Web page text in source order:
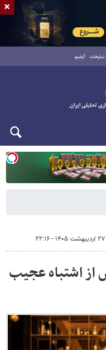
تبلیغات آرشیو
۲۷ اردیبهشت ۱۴۰۵ - ۲۲:۱۶
اشتباه عجیب
×